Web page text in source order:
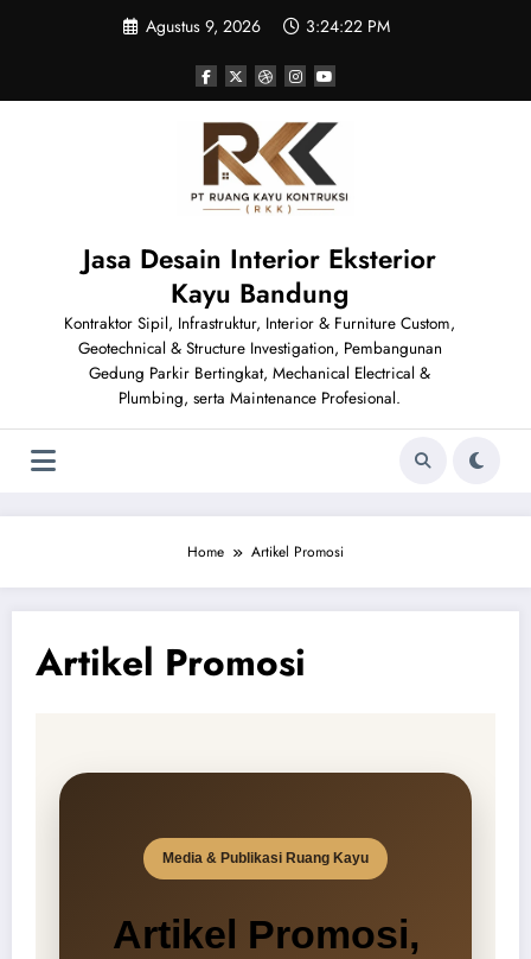
Agustus 9, 2026 3:24:22 PM
Jasa Desain Interior Eksterior
Kayu Bandung
Kontraktor Sipil, Infrastruktur, Interior & Furniture Custom,
Geotechnical & Structure Investigation, Pembangunan
Gedung Parkir Bertingkat, Mechanical Electrical &
Plumbing, serta Maintenance Profesional.
Home Artikel Promosi
Artikel Promosi
Media & Publikasi Ruang Kayu
Artikel Promosi,